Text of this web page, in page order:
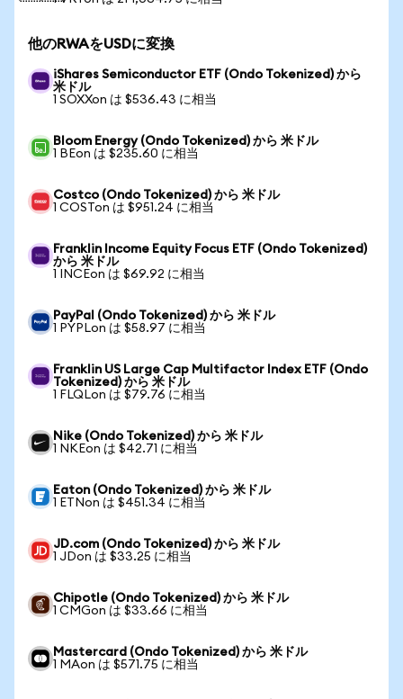
他のRWAをUSDに変換
iShares Semiconductor ETF (Ondo Tokenized) から
米ドル
1 SOXXon は $536.43 に相当
Bloom Energy (Ondo Tokenized) から 米ドル
1 BEon は $235.60 に相当
Costco (Ondo Tokenized) から 米ドル
1 COSTon は $951.24 に相当
Franklin Income Equity Focus ETF (Ondo Tokenized)
から 米ドル
1 INCEon は $69.92 に相当
PayPal (Ondo Tokenized) から 米ドル
1 PYPLon は $58.97 に相当
Franklin US Large Cap Multifactor Index ETF (Ondo
Tokenized) から 米ドル
1 FLQLon は $79.76 に相当
Nike (Ondo Tokenized) から 米ドル
1 NKEon は $42.71 に相当
Eaton (Ondo Tokenized) から 米ドル
1 ETNon は $451.34 に相当
JD.com (Ondo Tokenized) から 米ドル
1 JDon は $33.25 に相当
Chipotle (Ondo Tokenized) から 米ドル
1 CMGon は $33.66 に相当
Mastercard (Ondo Tokenized) から 米ドル
1 MAon は $571.75 に相当